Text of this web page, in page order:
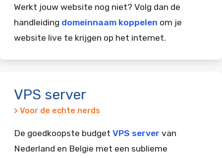
Werkt jouw website nog niet? Volg dan de
handleiding domeinnaam koppelen om je
website live te krijgen op het internet.
VPS server
> Voor de echte nerds
De goedkoopste budget VPS server van
Nederland en Belgie met een sublieme